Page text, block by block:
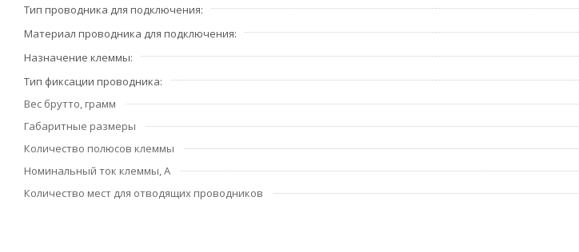
Тип проводника для подключения
Материал проводника для подключения
Назначение клеммы
Тип фиксации проводника
Вес брутто, грамм
Габаритные размеры
Количество полюсов клеммы
Номинальный ток клеммы, А
Количество мест для отводящих проводников